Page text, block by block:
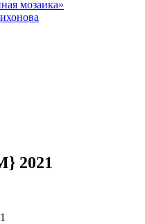
мозаика»
2021